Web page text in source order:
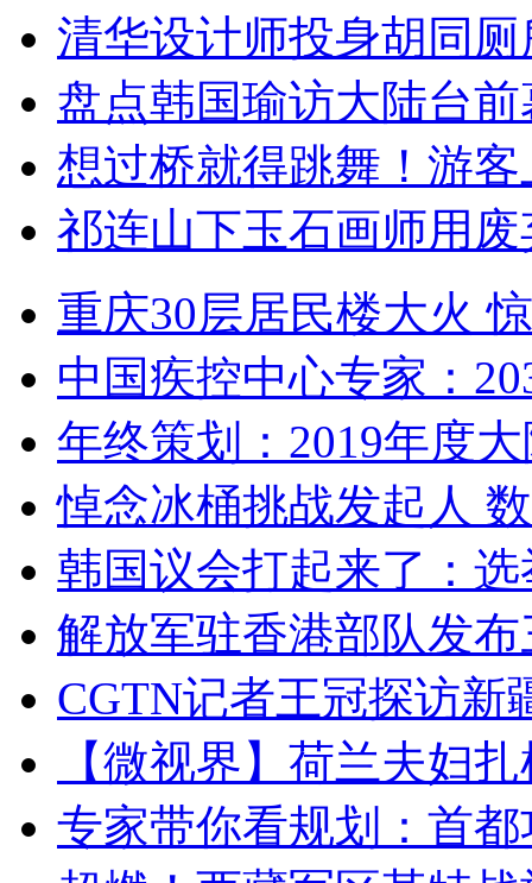
清华设计师投身胡同
盘点韩国瑜访大陆台
想过桥就得跳舞！游客
祁连山下玉石画师用
重庆30层居民楼大火
中国疾控中心专家：
年终策划：2019年度
悼念冰桶挑战发起人
韩国议会打起来了：
解放军驻香港部队发
CGTN记者王冠探访新
【微视界】荷兰夫妇
专家带你看规划：首